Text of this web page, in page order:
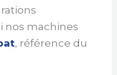
nos machines
, référence du